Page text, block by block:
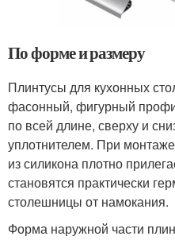
По форме и размеру
Плинтусы для кухонных
фасонный, фигурный
по всей длине, сверху и
уплотнителем. При
из силикона плотно
становятся практически
столешницы от намокания.
Форма наружной части